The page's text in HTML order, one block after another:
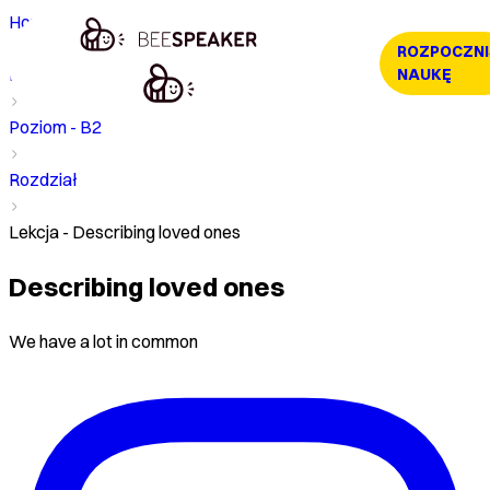
NAUKĘ
Home
Kurs
Poziom - B2
Rozdział
Lekcja - Describing loved ones
Describing loved ones
We have a lot in common